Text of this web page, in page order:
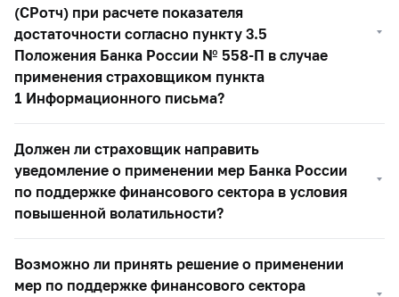
(СРотч) при расчете показателя
достаточности согласно пункту 3.5
Положения Банка России № 558-П в случае
применения страховщиком пункта
1 Информационного письма?
Должен ли страховщик направить
уведомление о применении мер Банка России
по поддержке финансового сектора в условия
повышенной волатильности?
Возможно ли принять решение о применении
мер по поддержке финансового сектора